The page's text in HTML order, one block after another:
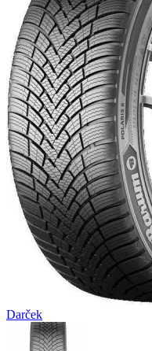
Darček